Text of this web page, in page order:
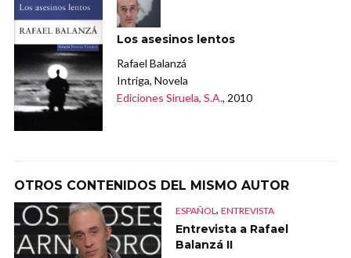
Los asesinos lentos
Rafael Balanzá
Intriga, Novela
Ediciones Siruela, S.A., 2010
OTROS CONTENIDOS DEL MISMO AUTOR
ESPAÑOL , ENTREVISTA
Entrevista a Rafael
Balanzá II